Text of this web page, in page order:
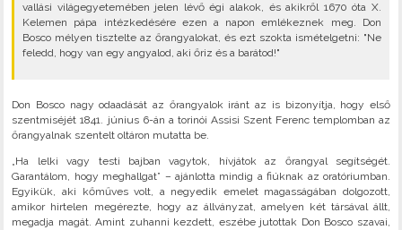
vallási világegyetemében jelen lévő égi alakok, és akikről 1670 óta X.
Kelemen pápa intézkedésére ezen a napon emlékeznek meg. Don
Bosco mélyen tisztelte az őrangyalokat, és ezt szokta ismételgetni: "Ne
feledd, hogy van egy angyalod, aki őriz és a barátod!"
Don Bosco nagy odaadását az őrangyalok iránt az is bizonyítja, hogy első
szentmiséjét 1841. június 6-án a torinói Assisi Szent Ferenc templomban az
őrangyalnak szentelt oltáron mutatta be.
„Ha lelki vagy testi bajban vagytok, hívjátok az őrangyal segítségét.
Garantálom, hogy meghallgat” – ajánlotta mindig a fiúknak az oratóriumban.
Egyikük, aki kőműves volt, a negyedik emelet magasságában dolgozott,
amikor hirtelen megérezte, hogy az állványzat, amelyen két társával állt,
megadja magát. Amint zuhanni kezdett, eszébe jutottak Don Bosco szavai,